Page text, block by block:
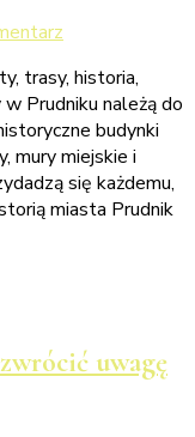
Zabytki
architektury
w
Prudniku
–
interaktywna
trasy, historia,
Prudniku należą do
budynki
mury miejskie i
się każdemu,
miasta Prudnik
uwagę